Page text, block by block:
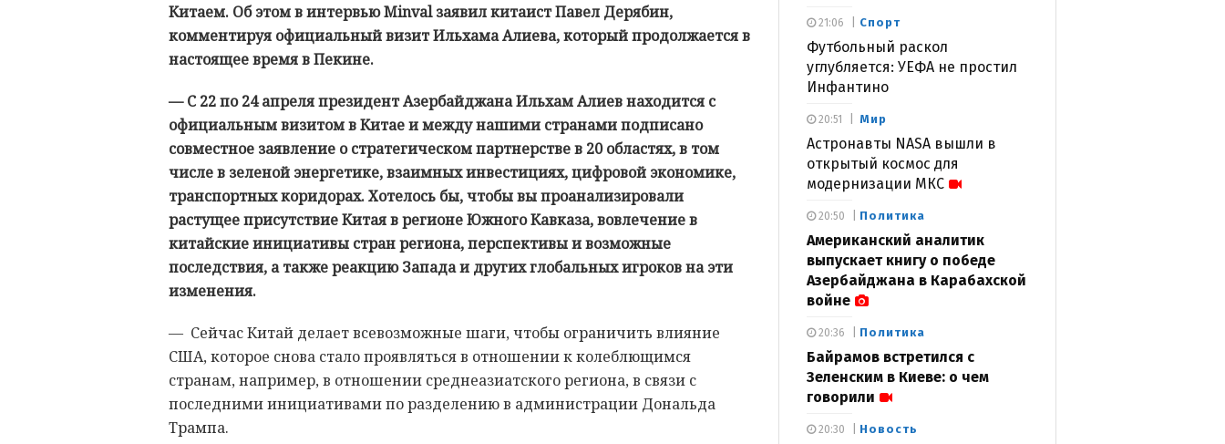
Китаем. Об этом в интервью Minval заявил китаист Павел Дерябин,
комментируя официальный визит Ильхама Алиева, который продолжается в
настоящее время в Пекине.
— С 22 по 24 апреля президент Азербайджана Ильхам Алиев находится с
официальным визитом в Китае и между нашими странами подписано
совместное заявление о стратегическом партнерстве в 20 областях, в том
числе в зеленой энергетике, взаимных инвестициях, цифровой экономике,
транспортных коридорах. Хотелось бы, чтобы вы проанализировали
растущее присутствие Китая в регионе Южного Кавказа, вовлечение в
китайские инициативы стран региона, перспективы и возможные
последствия, а также реакцию Запада и других глобальных игроков на эти
изменения.
— Сейчас Китай делает всевозможные шаги, чтобы ограничить влияние
США, которое снова стало проявляться в отношении к колеблющимся
странам, например, в отношении среднеазиатского региона, в связи с
последними инициативами по разделению в администрации Дональда
Трампа.
Спорт
Футбольный раскол
углубляется: УЕФА не простил
Инфантино
21:06
Мир
Астронавты NASA вышли в
открытый космос для
модернизации МКС
20:51
Политика
Американский аналитик
выпускает книгу о победе
Азербайджана в Карабахской
войне
20:50
Политика
Байрамов встретился с
Зеленским в Киеве: о чем
говорили
20:36
Новость
20:30